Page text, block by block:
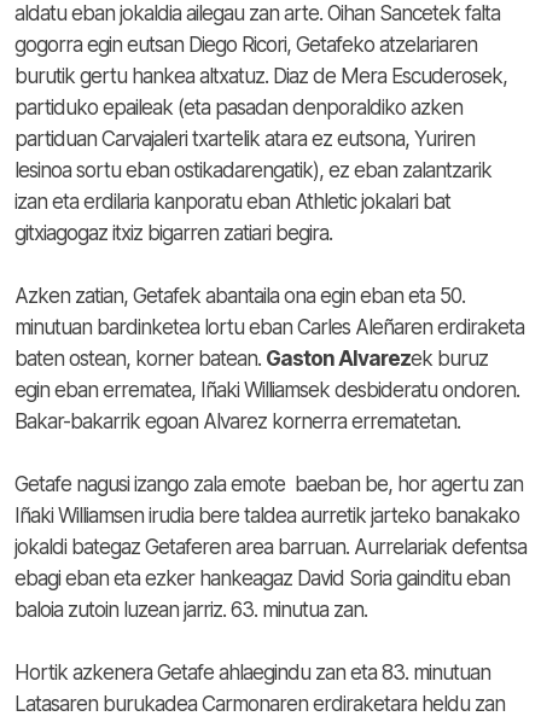
aldatu eban jokaldia ailegau zan arte. Oihan Sancetek falta
gogorra egin eutsan Diego Ricori, Getafeko atzelariaren
burutik gertu hankea altxatuz. Diaz de Mera Escuderosek,
partiduko epaileak (eta pasadan denporaldiko azken
partiduan Carvajaleri txartelik atara ez eutsona, Yuriren
lesinoa sortu eban ostikadarengatik), ez eban zalantzarik
izan eta erdilaria kanporatu eban Athletic jokalari bat
gitxiagogaz itxiz bigarren zatiari begira.
Azken zatian, Getafek abantaila ona egin eban eta 50.
minutuan bardinketea lortu eban Carles Aleñaren erdiraketa
baten ostean, korner batean. Gaston Alvarezek buruz
egin eban errematea, Iñaki Williamsek desbideratu ondoren.
Bakar-bakarrik egoan Alvarez kornerra errematetan.
Getafe nagusi izango zala emote baeban be, hor agertu zan
Iñaki Williamsen irudia bere taldea aurretik jarteko banakako
jokaldi bategaz Getaferen area barruan. Aurrelariak defentsa
ebagi eban eta ezker hankeagaz David Soria gainditu eban
baloia zutoin luzean jarriz. 63. minutua zan.
Hortik azkenera Getafe ahlaegindu zan eta 83. minutuan
Latasaren burukadea Carmonaren erdiraketara heldu zan